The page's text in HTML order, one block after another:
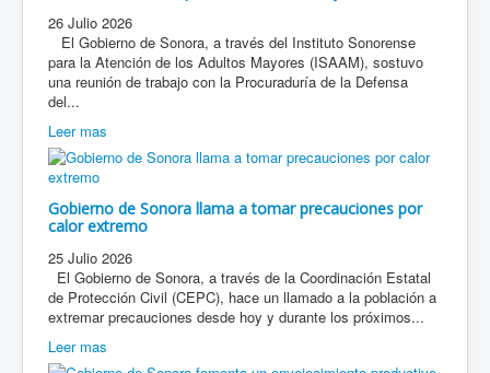
26 Julio 2026
El Gobierno de Sonora, a través del Instituto Sonorense
para la Atención de los Adultos Mayores (ISAAM), sostuvo
una reunión de trabajo con la Procuraduría de la Defensa
del...
Leer mas
Gobierno de Sonora llama a tomar precauciones por
calor extremo
25 Julio 2026
El Gobierno de Sonora, a través de la Coordinación Estatal
de Protección Civil (CEPC), hace un llamado a la población a
extremar precauciones desde hoy y durante los próximos...
Leer mas